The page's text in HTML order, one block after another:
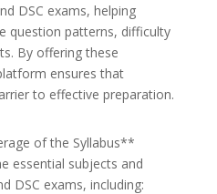
DSC exams, helping
question patterns, difficulty
By offering these
ensures that
to effective preparation.
of the Syllabus**
essential subjects and
DSC exams, including: